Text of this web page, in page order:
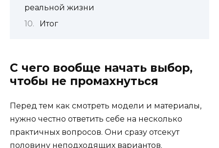
реальной жизни
Итог
С чего вообще начать выбор,
чтобы не промахнуться
Перед тем как смотреть модели и материалы,
нужно честно ответить себе на несколько
практичных вопросов. Они сразу отсекут
половину неподходящих вариантов.